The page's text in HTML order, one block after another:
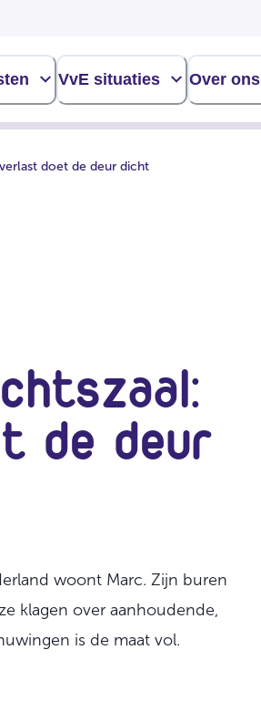
VvE situaties Over ons
doet de deur dicht
de deur
woont Marc. Zijn buren
klagen over aanhoudende,
is de maat vol.